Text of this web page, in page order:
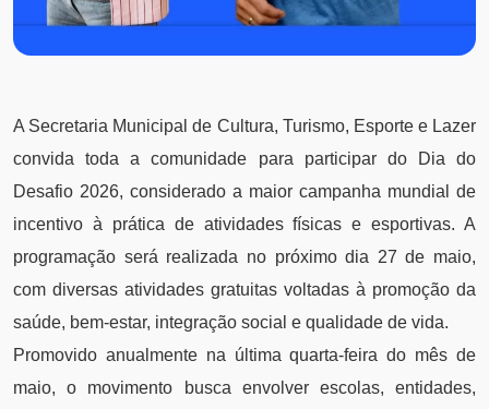
A Secretaria Municipal de Cultura, Turismo, Esporte e Lazer
convida toda a comunidade para participar do Dia do
Desafio 2026, considerado a maior campanha mundial de
incentivo à prática de atividades físicas e esportivas. A
programação será realizada no próximo dia 27 de maio,
com diversas atividades gratuitas voltadas à promoção da
saúde, bem-estar, integração social e qualidade de vida.
Promovido anualmente na última quarta-feira do mês de
maio, o movimento busca envolver escolas, entidades,